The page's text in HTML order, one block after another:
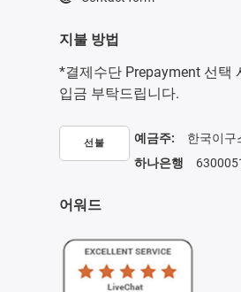
지불 방법
*결제수단 Prepayment 선택
입금 부탁드립니다.
선불 예금주: 한국이구
하나은행
어워드